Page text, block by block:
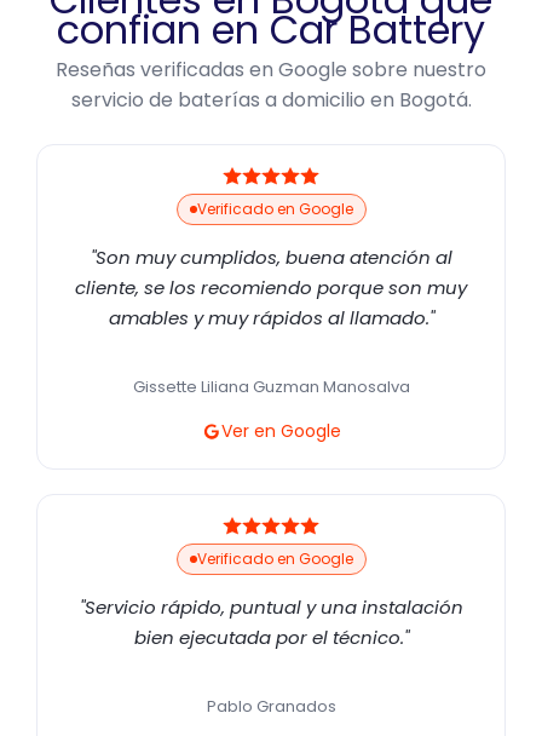
confian en Car Battery
Reseñas verificadas en Google sobre nuestro
servicio de baterías a domicilio en Bogotá.
Verificado en Google
"Son muy cumplidos, buena atención al
cliente, se los recomiendo porque son muy
amables y muy rápidos al llamado."
Gissette Liliana Guzman Manosalva
Ver en Google
Verificado en Google
"Servicio rápido, puntual y una instalación
bien ejecutada por el técnico."
Pablo Granados